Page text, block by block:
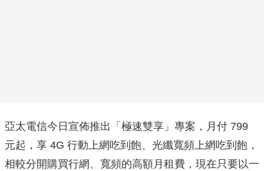
亞太電信今日宣佈推出「極速雙享」專案，月付 799
元起，享 4G 行動上網吃到飽、光纖寬頻上網吃到飽，
相較分開購買行網、寬頻的高額月租費，現在只要以一